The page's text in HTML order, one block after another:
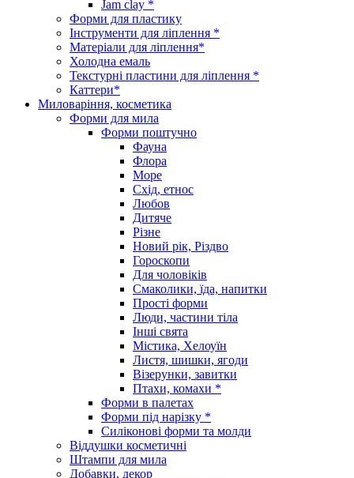
Jam clay *
Форми для пластику
Інструменти для ліплення *
Матеріали для ліплення*
Холодна емаль
Текстурні пластини для ліплення *
Каттери*
Миловаріння, косметика
Форми для мила
Форми поштучно
Фауна
Флора
Море
Схід, етнос
Любов
Дитяче
Різне
Новий рік, Різдво
Гороскопи
Для чоловіків
Смаколики, їда, напитки
Прості форми
Люди, частини тіла
Інші свята
Містика, Хелоуїн
Листя, шишки, ягоди
Візерунки, завитки
Птахи, комахи *
Форми в палетах
Форми під нарізку *
Силіконові форми та молди
Віддушки косметичні
Штампи для мила
Добавки, декор